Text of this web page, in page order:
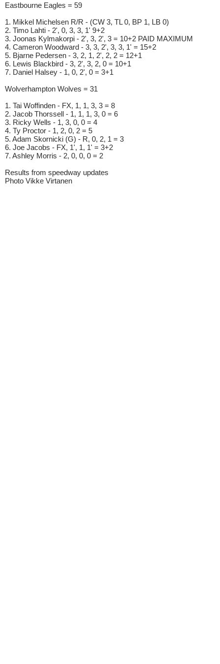
Eastbourne Eagles = 59
1. Mikkel Michelsen R/R - (CW 3, TL 0, BP 1, LB 0)
2. Timo Lahti - 2', 0, 3, 3, 1' 9+2
3. Joonas Kylmakorpi - 2', 3, 2', 3 = 10+2 PAID MAXIMUM
4. Cameron Woodward - 3, 3, 2', 3, 3, 1' = 15+2
5. Bjarne Pedersen - 3, 2, 1, 2', 2, 2 = 12+1
6. Lewis Blackbird - 3, 2', 3, 2, 0 = 10+1
7. Daniel Halsey - 1, 0, 2', 0 = 3+1
Wolverhampton Wolves = 31
1. Tai Woffinden - FX, 1, 1, 3, 3 = 8
2. Jacob Thorssell - 1, 1, 1, 3, 0 = 6
3. Ricky Wells - 1, 3, 0, 0 = 4
4. Ty Proctor - 1, 2, 0, 2 = 5
5. Adam Skornicki (G) - R, 0, 2, 1 = 3
6. Joe Jacobs - FX, 1', 1, 1' = 3+2
7. Ashley Morris - 2, 0, 0, 0 = 2
Results from speedway updates
Photo Vikke Virtanen